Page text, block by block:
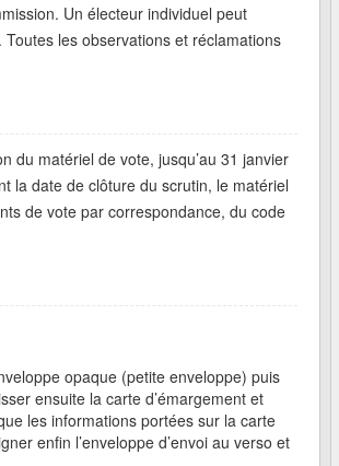
Un électeur individuel peut
les observations et réclamations
du matériel de vote, jusqu’au 31 janvier
la date de clôture du scrutin, le matériel
de vote par correspondance, du code
opaque (petite enveloppe) puis
ensuite la carte d’émargement et
les informations portées sur la carte
enfin l’enveloppe d’envoi au verso et